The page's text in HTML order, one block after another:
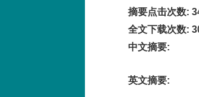
摘要点击次数:
全文下载次数:
中文摘要:
英文摘要: